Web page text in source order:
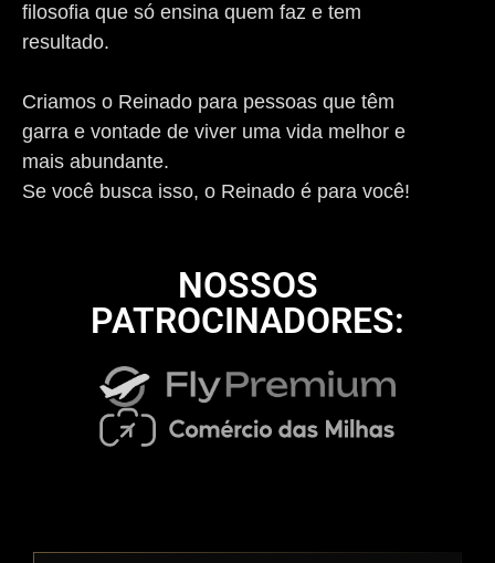
filosofia que só ensina quem faz e tem
resultado.
Criamos o Reinado para pessoas que têm
garra e vontade de viver uma vida melhor e
mais abundante.
Se você busca isso, o Reinado é para você!
NOSSOS
PATROCINADORES: